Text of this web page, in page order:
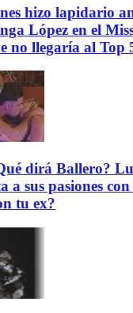
hizo lapidario
López en el
no llegaría al Top
dirá Ballero?
a sus pasiones
tu ex?